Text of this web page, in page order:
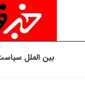
بین الملل